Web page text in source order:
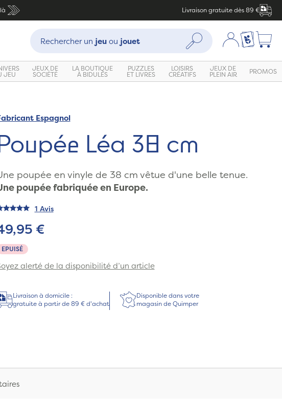
Livraison gratuite dès 89 €
Recherche :
Rechercher un jeuou jouet Rechercher Mon compte
Ma liste
JEU
JEUX DE
SOCIÉTÉ
LA BOUTIQUE
À BIDULES
PUZZLES
ET LIVRES
LOISIRS
CRÉATIFS
JEUX DE
PLEIN AIR PROMOS
Espagnol
Léa 38 cm
poupée en vinyle de 38 cm vêtue d'une belle tenue.
poupée fabriquée en Europe.
1 Avis
EPUISÉ
€
alerté de la disponibilité d’un article
Livraison à domicile :
gratuite à partir de 89 € d'achat
Disponible dans votre
magasin de Quimper